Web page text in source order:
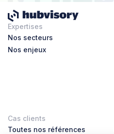
Expertises
Nos secteurs
Nos enjeux
Cas clients
Toutes nos références